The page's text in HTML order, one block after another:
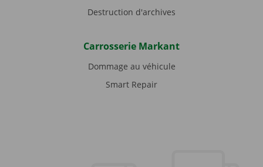
Destruction d'archives
Carrosserie Markant
Dommage au véhicule
Smart Repair